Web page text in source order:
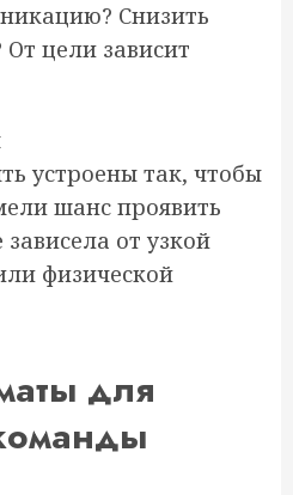
Снизить
От цели зависит
устроены так, чтобы
шанс проявить
от узкой
физической
для